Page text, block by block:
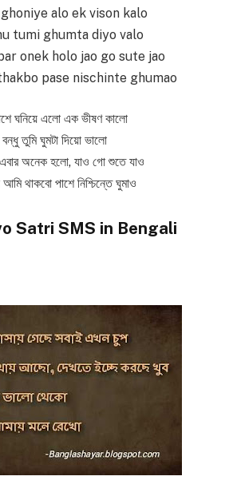
alo ek vison kalo
tumi ghumta diyo valo
onek holo jao go sute jao
pase nischinte ghumao
ঘনিয়ে এলো এক ভীষণ কালো
বন্ধু তুমি ঘুমটা দিয়ো ভালো
অনেক হলো, যাও গো শুতে যাও
থাকবো পাশে নিশ্চিন্তে ঘুমাও
Satri SMS in Bengali